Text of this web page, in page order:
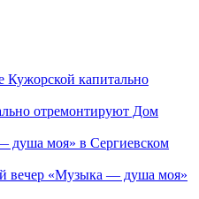
Кужорской капитально
вечер «Музыка — душа моя»